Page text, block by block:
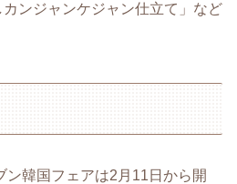
カンジャンケジャン仕立て」など
ン韓国フェアは2月11日から開